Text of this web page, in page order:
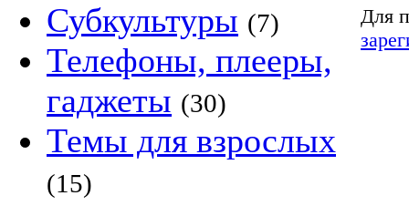
Субкультуры (7)
Телефоны, плееры,
гаджеты (30)
Темы для взрослых
(15)
Для